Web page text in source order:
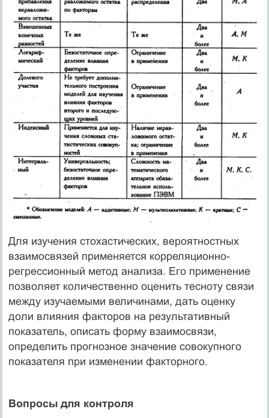
Для изучения стохастических, вероятностных
взаимосвязей применяется корреляционно-
регрессионный метод анализа. Его применение
позволяет количественно оценить тесноту связи
между изучаемыми величинами, дать оценку
доли влияния факторов на результативный
показатель, описать форму взаимосвязи,
определить прогнозное значение совокупного
показателя при изменении факторного.
Вопросы для контроля